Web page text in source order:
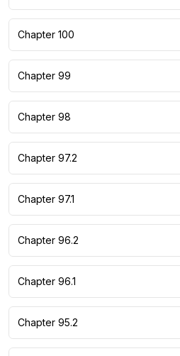
Chapter 100
Chapter 99
Chapter 98
Chapter 97.2
Chapter 97.1
Chapter 96.2
Chapter 96.1
Chapter 95.2